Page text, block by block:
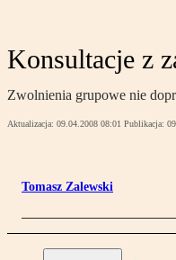
Konsultacje z
Zwolnienia grupowe nie
Aktualizacja: 09.04.2008 08:01 Publikacja:
Tomasz Zalewski